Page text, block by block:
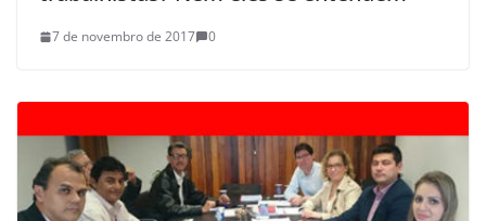
7 de novembro de 2017 0